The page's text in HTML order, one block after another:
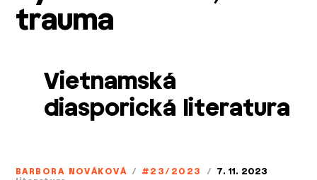
trauma
Vietnamská
diasporická literatura
BARBORA NOVÁKOVÁ / #23/2023 / 7. 11. 2023